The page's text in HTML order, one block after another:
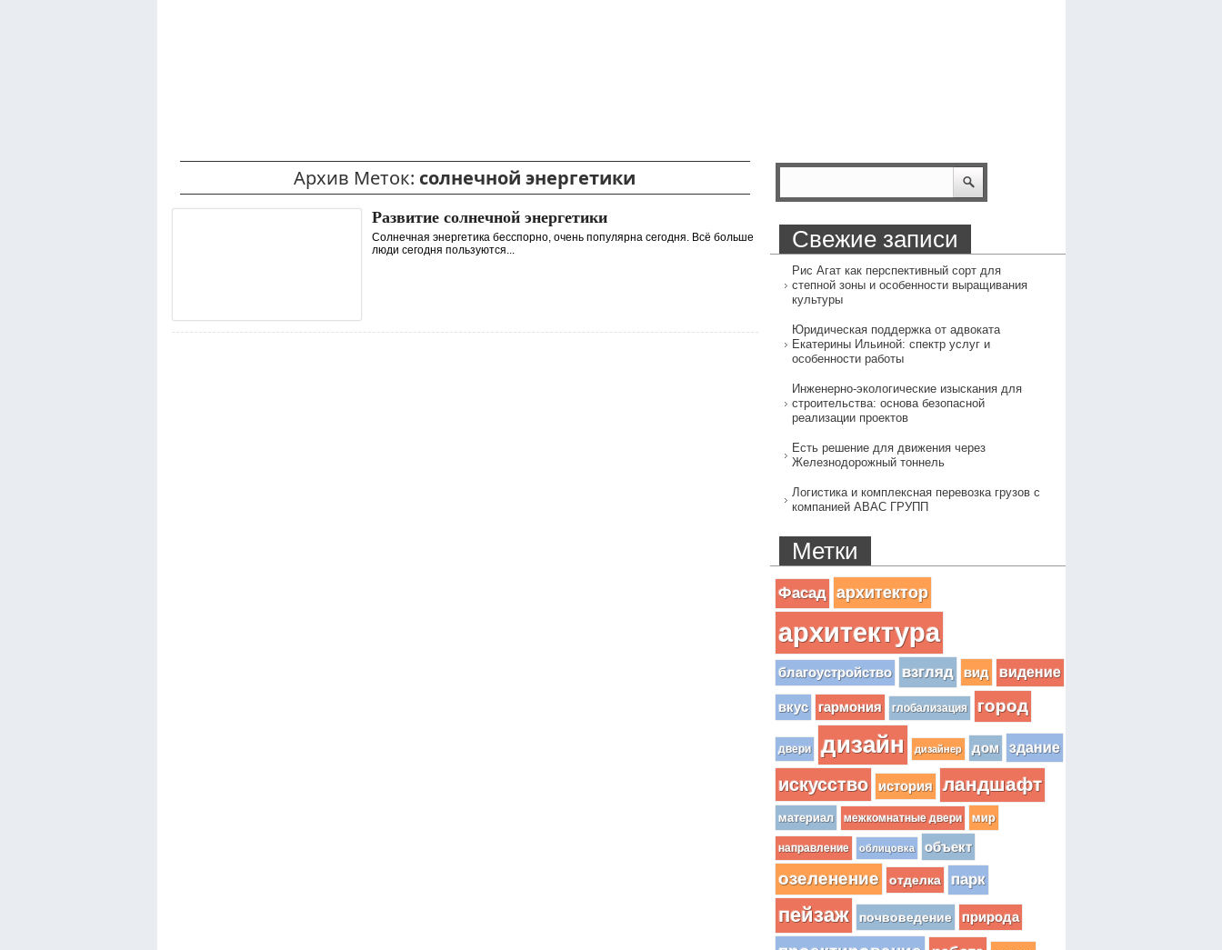
Архив Меток: солнечной энергетики
Развитие солнечной энергетики
Солнечная энергетика бесспорно, очень популярна сегодня. Всё больше
люди сегодня пользуются...
Свежие записи
Рис Агат как перспективный сорт для
степной зоны и особенности выращивания
культуры
Юридическая поддержка от адвоката
Екатерины Ильиной: спектр услуг и
особенности работы
Инженерно-экологические изыскания для
строительства: основа безопасной
реализации проектов
Есть решение для движения через
Железнодорожный тоннель
Логистика и комплексная перевозка грузов с
компанией АВАС ГРУПП
Метки
Фасад архитектор
архитектура
благоустройство взгляд вид видение
вкус гармония глобализация город
двери дизайн дизайнер дом здание
искусство история ландшафт
материал межкомнатные двери мир
направление облицовка объект
озеленение отделка парк
пейзаж почвоведение природа